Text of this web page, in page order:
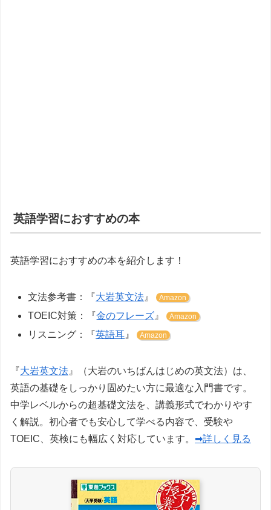
英語学習におすすめの本
英語学習におすすめの本を紹介します！
文法参考書：『大岩英文法 』 Amazon
TOEIC対策：『金のフレーズ 』 Amazon
リスニング：『英語耳』 Amazon
『大岩英文法』（大岩のいちばんはじめの英文法）は、
英語の基礎をしっかり固めたい方に最適な入門書です。
中学レベルからの超基礎文法を、講義形式でわかりやす
く解説。初心者でも安心して学べる内容で、受験や
TOEIC、英検にも幅広く対応しています。 ➡詳しく見る